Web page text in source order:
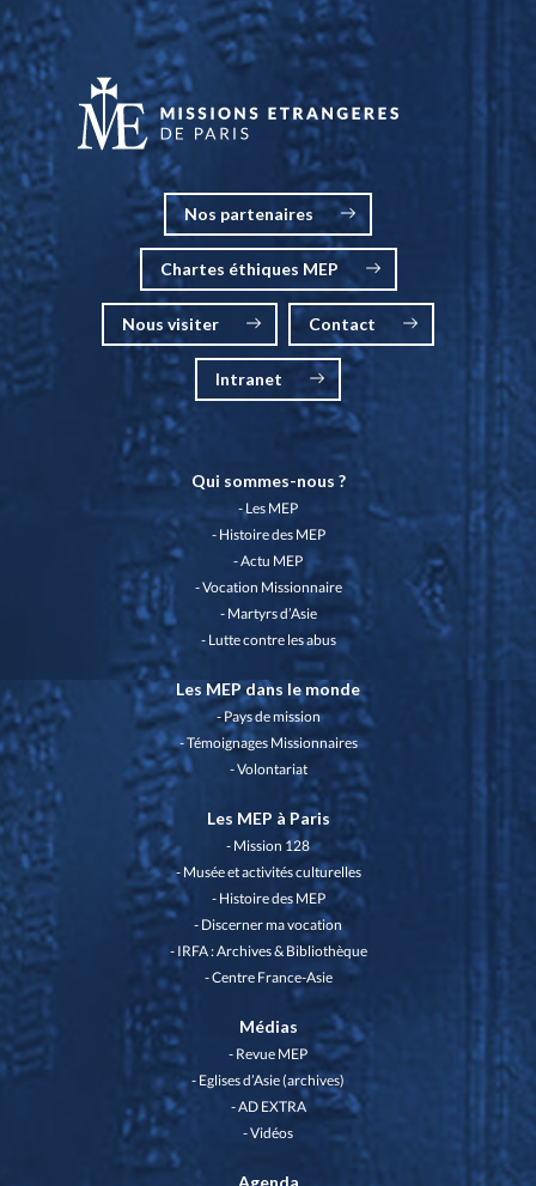
Nos partenaires
Chartes éthiques MEP
Nous visiter Contact
Intranet
Qui sommes-nous ?
Les MEP
Histoire des MEP
Actu MEP
Vocation Missionnaire
Martyrs d’Asie
Lutte contre les abus
Les MEP dans le monde
Pays de mission
Témoignages Missionnaires
Volontariat
Les MEP à Paris
Mission 128
Musée et activités culturelles
Histoire des MEP
Discerner ma vocation
IRFA : Archives & Bibliothèque
Centre France-Asie
Médias
Revue MEP
Eglises d’Asie (archives)
AD EXTRA
Vidéos